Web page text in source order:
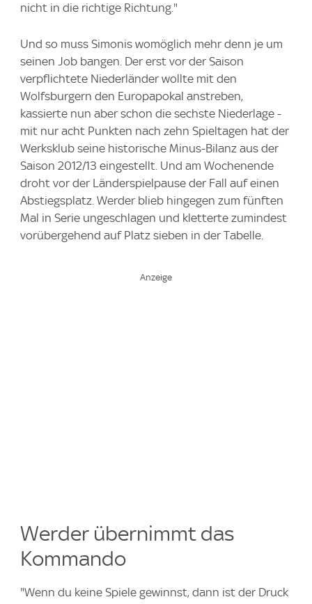
nicht in die richtige Richtung."
Und so muss Simonis womöglich mehr denn je um
seinen Job bangen. Der erst vor der Saison
verpflichtete Niederländer wollte mit den
Wolfsburgern den Europapokal anstreben,
kassierte nun aber schon die sechste Niederlage -
mit nur acht Punkten nach zehn Spieltagen hat der
Werksklub seine historische Minus-Bilanz aus der
Saison 2012/13 eingestellt. Und am Wochenende
droht vor der Länderspielpause der Fall auf einen
Abstiegsplatz. Werder blieb hingegen zum fünften
Mal in Serie ungeschlagen und kletterte zumindest
vorübergehend auf Platz sieben in der Tabelle.
Werder übernimmt das
Kommando
"Wenn du keine Spiele gewinnst, dann ist der Druck